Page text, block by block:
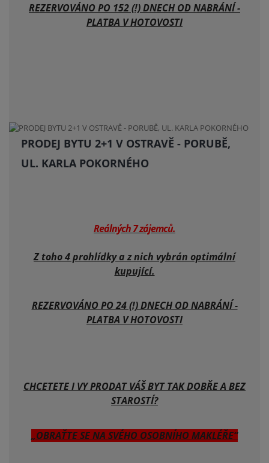
REZERVOVÁNO PO 152 (!) DNECH OD NABRÁNÍ -
PLATBA V HOTOVOSTI
PRODEJ BYTU 2+1 V OSTRAVĚ - PORUBĚ,
UL. KARLA POKORNÉHO
Reálných 7 zájemců.
Z toho 4 prohlídky a z nich vybrán optimální
kupující.
REZERVOVÁNO PO 24 (!) DNECH OD NABRÁNÍ -
PLATBA V HOTOVOSTI
CHCETETE I VY PRODAT VÁŠ BYT TAK DOBŘE A BEZ
STAROSTÍ?
„OBRAŤTE SE NA SVÉHO OSOBNÍHO MAKLÉŘE“